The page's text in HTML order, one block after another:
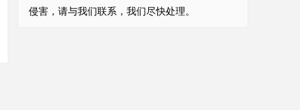
侵害，请与我们联系，我们尽快处理。